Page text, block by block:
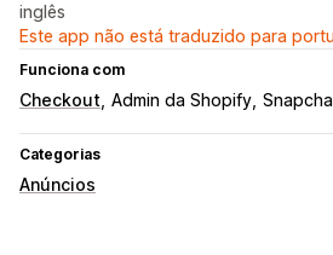
inglês
Este app não está traduzido para
Funciona com
Checkout Admin da Shopify
Categorias
Anúncios